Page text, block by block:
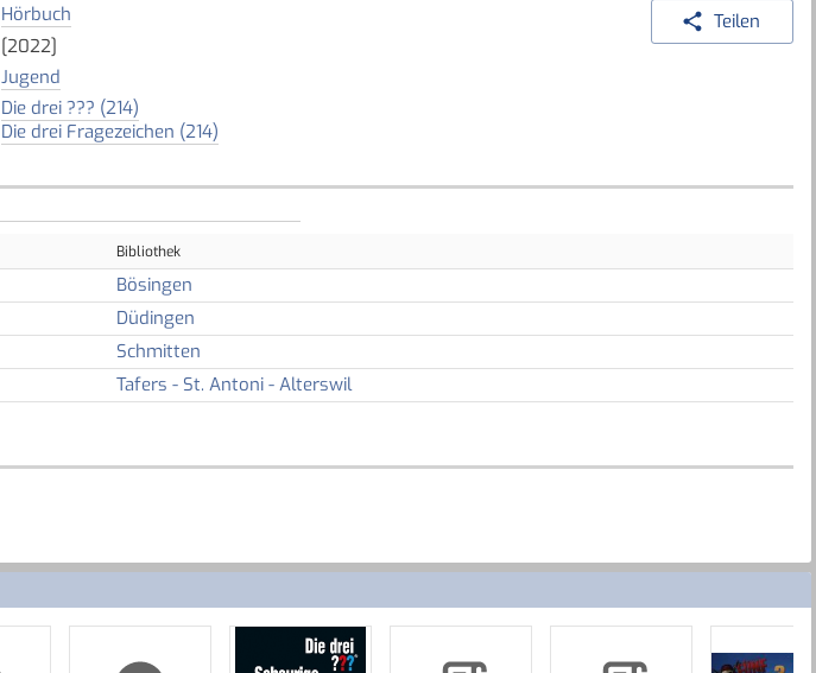
Hörbuch
[2022]
Jugend
Die drei ??? (214)
Die drei Fragezeichen (214)
Teilen
Bibliothek
Bösingen
Düdingen
Schmitten
Tafers - St. Antoni - Alterswil